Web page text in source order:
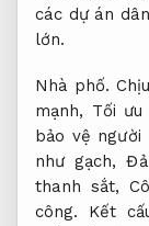
các dự án
lớn.
Nhà phố.
mạnh, Tối
bảo vệ
như gạch,
thanh sắt,
công. Kết